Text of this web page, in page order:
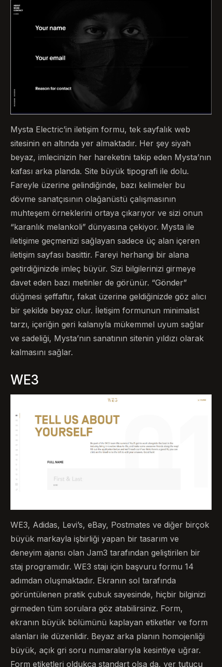
Mysta Electric’in iletişim formu, tek sayfalık web
sitesinin en altında yer almaktadır. Her şey siyah
beyaz, imlecinizin her hareketini takip eden Mysta’nın
kafası arka planda. Site büyük tipografi ile dolu.
Fareyle üzerine gelindiğinde, bazı kelimeler bu
dövme sanatçısının olağanüstü çalışmasının
muhteşem örneklerini ortaya çıkarıyor ve sizi onun
“karanlık melankoli” dünyasına çekiyor. Mysta ile
iletişime geçmenizi sağlayan sadece üç alan içeren
iletişim sayfası basittir. Fareyi herhangi bir alana
getirdiğinizde imleç büyür. Sizi bilgilerinizi girmeye
davet eden bazı metinler de görünür. “Gönder”
düğmesi şeffaftır, fakat üzerine geldiğinizde göz alıcı
bir şekilde beyaz olur. İletişim formunun minimalist
tarzı, içeriğin geri kalanıyla mükemmel uyum sağlar
ve sadeliği, Mysta’nın sanatının sitenin yıldızı olarak
kalmasını sağlar.
WE3
WE3, Adidas, Levi’s, eBay, Postmates ve diğer birçok
büyük markayla işbirliği yapan bir tasarım ve
deneyim ajansı olan Jam3 tarafından geliştirilen bir
staj programıdır. WE3 stajı için başvuru formu 14
adımdan oluşmaktadır. Ekranın sol tarafında
görüntülenen pratik çubuk sayesinde, hiçbir bilginizi
girmeden tüm sorulara göz atabilirsiniz. Form,
ekranın büyük bölümünü kaplayan etiketler ve form
alanları ile düzenlidir. Beyaz arka planın homojenliği
büyük, açık gri soru numaralarıyla kesintiye uğrar.
Form etiketleri oldukça standart olsa da, yer tutucu